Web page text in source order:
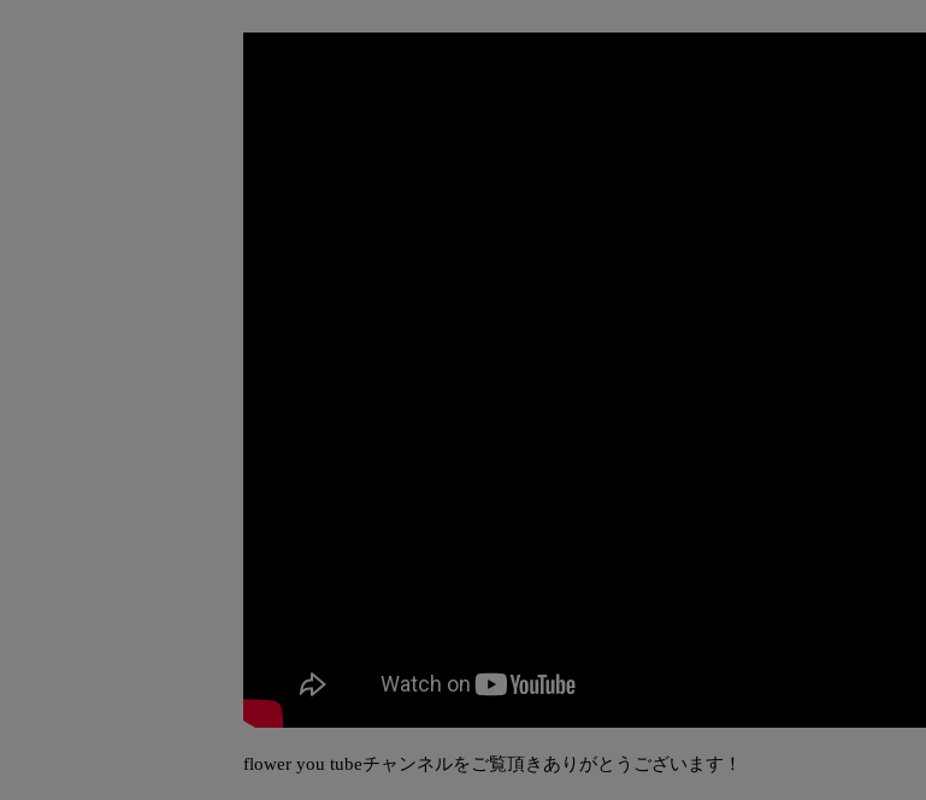
flower you tubeチャンネルをご覧頂きありがとうございます！